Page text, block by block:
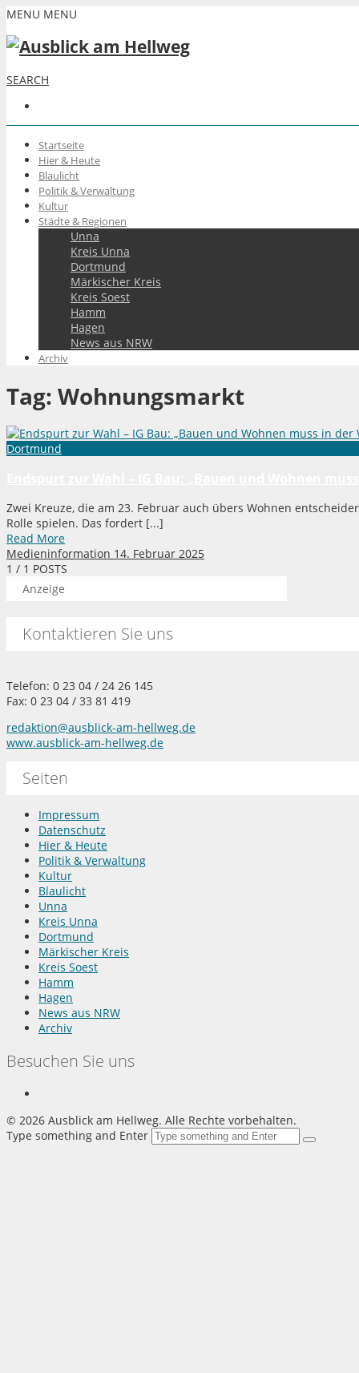
MENU MENU
SEARCH
Startseite
Hier & Heute
Blaulicht
Politik & Verwaltung
Kultur
Städte & Regionen
Unna
Kreis Unna
Dortmund
Märkischer Kreis
Kreis Soest
Hamm
Hagen
News aus NRW
Archiv
Tag: Wohnungsmarkt
Dortmund
Zwei Kreuze, die am 23. Februar auch übers Wohnen
Rolle spielen. Das fordert [...]
Read More
Medieninformation 14. Februar 2025
1 / 1 POSTS
Anzeige
Kontaktieren Sie uns
Telefon: 0 23 04 / 24 26 145
Fax: 0 23 04 / 33 81 419
redaktion@ausblick-am-hellweg.de
www.ausblick-am-hellweg.de
Seiten
Impressum
Datenschutz
Hier & Heute
Politik & Verwaltung
Kultur
Blaulicht
Unna
Kreis Unna
Dortmund
Märkischer Kreis
Kreis Soest
Hamm
Hagen
News aus NRW
Archiv
Besuchen Sie uns
© 2026 Ausblick am Hellweg. Alle Rechte vorbehalten.
Type something and Enter